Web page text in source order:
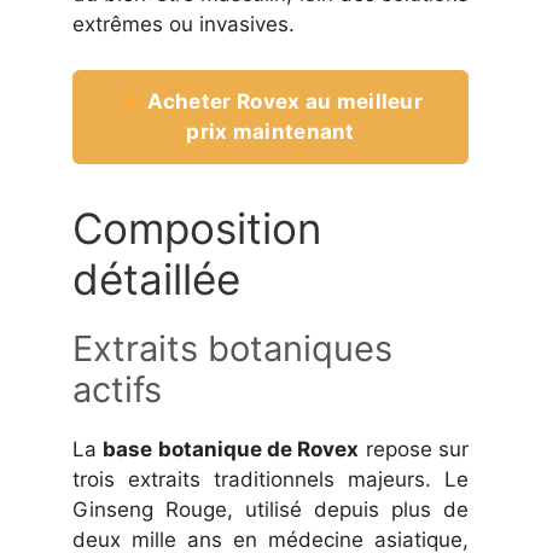
extrêmes ou invasives.
Acheter Rovex au meilleur
prix maintenant
Composition
détaillée
Extraits botaniques
actifs
La base botanique de Rovex repose sur
trois extraits traditionnels majeurs. Le
Ginseng Rouge, utilisé depuis plus de
deux mille ans en médecine asiatique,